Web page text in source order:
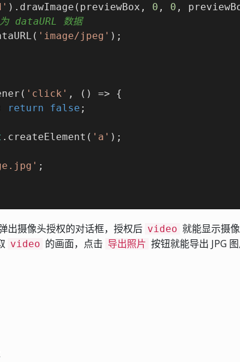
).drawImage(previewBox, 0 , 0 ,
dataURL 数据
'image/jpeg' );
'click' , () => {
return false ;
.createElement( 'a' );
;
出摄像头授权的对话框，授权后 video 就能显示摄
video 的画面，点击 导出照片 按钮就能导出 JPG 图